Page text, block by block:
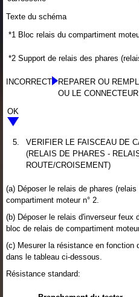
Texte du schéma
*1 Bloc relais du compartiment
*2 Support de relais des phares
INCORRECT
REPARER OU
OU LE CONNECTEUR
OK
5.
VERIFIER LE FAISCEAU DE
(RELAIS DE PHARES -
ROUTE/CROISEMENT)
(a) Déposer le relais de phares
compartiment moteur n° 2.
(b) Déposer le relais d'inverseur feux
bloc de relais de compartiment
(c) Mesurer la résistance en fonction
dans le tableau ci-dessous.
Résistance standard: